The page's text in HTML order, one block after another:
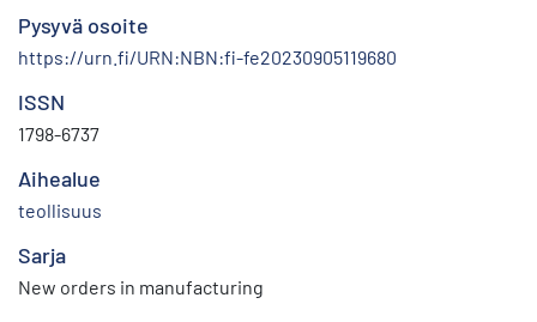
Pysyvä osoite
https://urn.fi/URN:NBN:fi-fe20230905119680
ISSN
1798-6737
Aihealue
teollisuus
Sarja
New orders in manufacturing